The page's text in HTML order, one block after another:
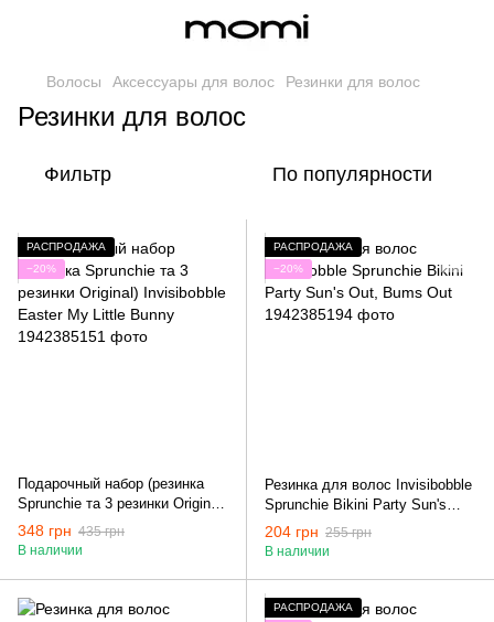
Волосы Аксессуары для волос Резинки для волос
Резинки для волос
Фильтр По популярности
РАСПРОДАЖА
−20%
Подарочный набор (резинка
Sprunchie та 3 резинки Original)
Invisibobble Easter My Little
Bunny
348 грн 435 грн
В наличии
РАСПРОДАЖА
−20%
Резинка для волос Invisibobble
Sprunchie Bikini Party Sun's
Out, Bums Out
204 грн 255 грн
В наличии
РАСПРОДАЖА